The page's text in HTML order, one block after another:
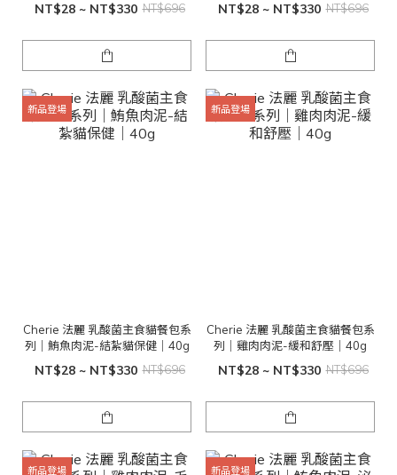
NT$28 ~ NT$330 NT$696 NT$28 ~ NT$330 NT$696
新品登場
Cherie 法麗 乳酸菌主食貓餐包系
列｜鮪魚肉泥-結紮貓保健｜40g
NT$28 ~ NT$330 NT$696
新品登場
Cherie 法麗 乳酸菌主食貓餐包系
列｜雞肉肉泥-緩和舒壓｜40g
NT$28 ~ NT$330 NT$696
新品登場 新品登場